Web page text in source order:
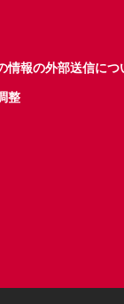
情報の外部送信につ
整